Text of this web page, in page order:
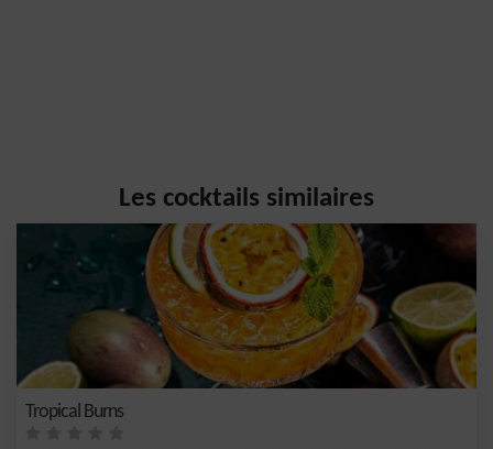
Les cocktails similaires
Tropical Burns